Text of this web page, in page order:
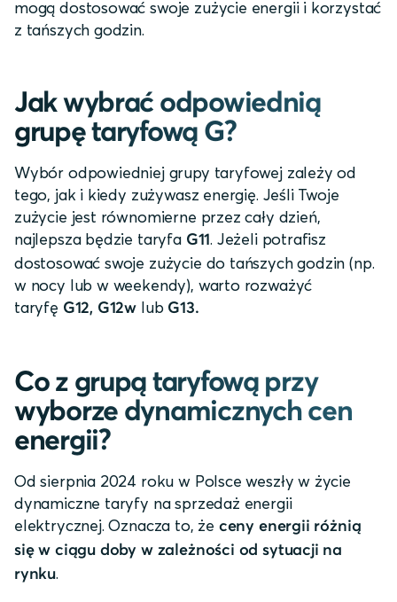
mogą dostosować swoje zużycie energii i korzystać
z tańszych godzin.
Jak wybrać odpowiednią
grupę taryfową G?
Wybór odpowiedniej grupy taryfowej zależy od
tego, jak i kiedy zużywasz energię. Jeśli Twoje
zużycie jest równomierne przez cały dzień,
najlepsza będzie taryfa G11. Jeżeli potrafisz
dostosować swoje zużycie do tańszych godzin (np.
w nocy lub w weekendy), warto rozważyć
taryfę G12, G12w lub G13.
Co z grupą taryfową przy
wyborze dynamicznych cen
energii?
Od sierpnia 2024 roku w Polsce weszły w życie
dynamiczne taryfy na sprzedaż energii
elektrycznej. Oznacza to, że ceny energii różnią
się w ciągu doby w zależności od sytuacji na
rynku.